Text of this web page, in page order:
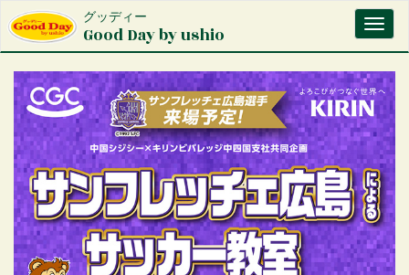
イ
グッディー
Good Day by ushio